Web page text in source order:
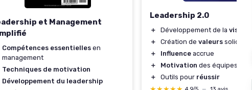
et Management
Compétences essentielles en
management
Techniques de motivation
Développement du leadership
Leadership 2.0
＋ Développement de la vision
＋
Création de valeurs solides
＋
Influence accrue
＋
Motivation des équipes
＋
Outils pour réussir